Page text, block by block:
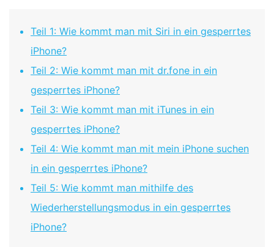
Teil 1: Wie kommt man mit Siri in ein gesperrtes
iPhone?
Teil 2: Wie kommt man mit dr.fone in ein
gesperrtes iPhone?
Teil 3: Wie kommt man mit iTunes in ein
gesperrtes iPhone?
Teil 4: Wie kommt man mit mein iPhone suchen
in ein gesperrtes iPhone?
Teil 5: Wie kommt man mithilfe des
Wiederherstellungsmodus in ein gesperrtes
iPhone?